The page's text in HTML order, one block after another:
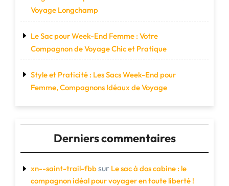
Voyage Longchamp
Le Sac pour Week-End Femme : Votre
Compagnon de Voyage Chic et Pratique
Style et Praticité : Les Sacs Week-End pour
Femme, Compagnons Idéaux de Voyage
Derniers commentaires
xn--saint-trail-fbbsur Le sac à dos cabine : le
compagnon idéal pour voyager en toute liberté !